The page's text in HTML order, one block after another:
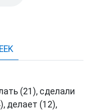
(21), сделали
делает (12),